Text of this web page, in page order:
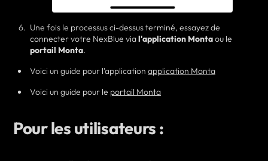
Une fois le processus ci-dessus terminé, essayez de
connecter votre NexBlue vial'application Montaou le
portail Monta.
Voici un guide pour l'application application Monta
Voici un guide pour le portail Monta
Pour les utilisateurs :